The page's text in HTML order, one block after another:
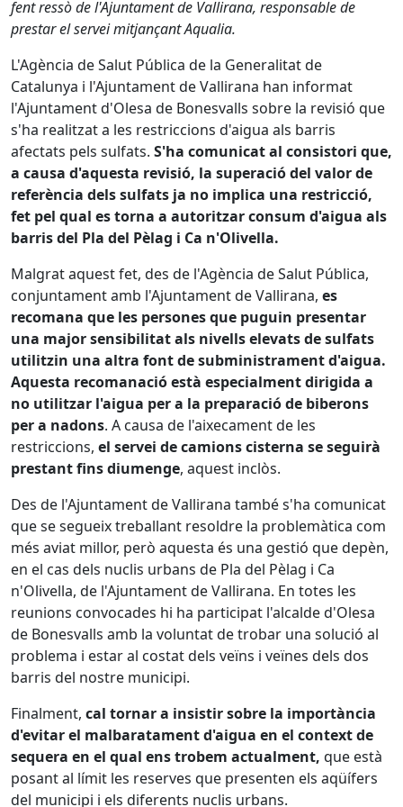
fent ressò de l'Ajuntament de Vallirana, responsable de
prestar el servei mitjançant Aqualia.
L'Agència de Salut Pública de la Generalitat de
Catalunya i l'Ajuntament de Vallirana han informat
l'Ajuntament d'Olesa de Bonesvalls sobre la revisió que
s'ha realitzat a les restriccions d'aigua als barris
afectats pels sulfats. S'ha comunicat al consistori que,
a causa d'aquesta revisió, la superació del valor de
referència dels sulfats ja no implica una restricció,
fet pel qual es torna a autoritzar consum d'aigua als
barris del Pla del Pèlag i Ca n'Olivella.
Malgrat aquest fet, des de l'Agència de Salut Pública,
conjuntament amb l'Ajuntament de Vallirana, es
recomana que les persones que puguin presentar
una major sensibilitat als nivells elevats de sulfats
utilitzin una altra font de subministrament d'aigua.
Aquesta recomanació està especialment dirigida a
no utilitzar l'aigua per a la preparació de biberons
per a nadons. A causa de l'aixecament de les
restriccions, el servei de camions cisterna se seguirà
prestant fins diumenge, aquest inclòs.
Des de l'Ajuntament de Vallirana també s'ha comunicat
que se segueix treballant resoldre la problemàtica com
més aviat millor, però aquesta és una gestió que depèn,
en el cas dels nuclis urbans de Pla del Pèlag i Ca
n'Olivella, de l'Ajuntament de Vallirana. En totes les
reunions convocades hi ha participat l'alcalde d'Olesa
de Bonesvalls amb la voluntat de trobar una solució al
problema i estar al costat dels veïns i veïnes dels dos
barris del nostre municipi.
Finalment, cal tornar a insistir sobre la importància
d'evitar el malbaratament d'aigua en el context de
sequera en el qual ens trobem actualment, que està
posant al límit les reserves que presenten els aqüífers
del municipi i els diferents nuclis urbans.